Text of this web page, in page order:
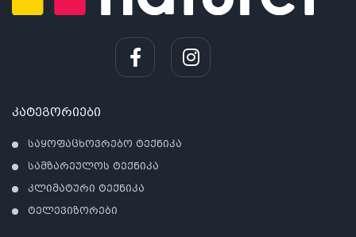
კატეგორიები
საყოფაცხოვრებო ტექნიკა
სამზარეულოს ტექნიკა
კლიმატური ტექნიკა
ტელევიზორები